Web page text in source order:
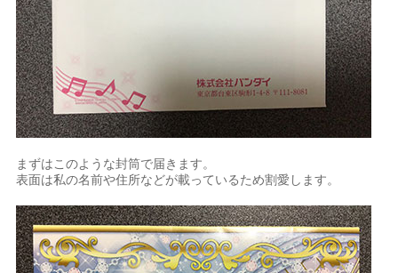
まずはこのような封筒で届きます。
表面は私の名前や住所などが載っているため割愛します。